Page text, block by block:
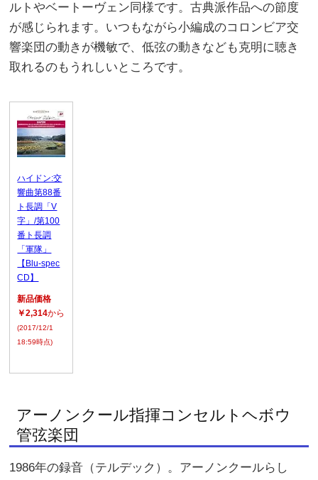
ルトやベートーヴェン同様です。古典派作品への節度
が感じられます。いつもながら小編成のコロンビア交
響楽団の動きが機敏で、低弦の動きなども克明に聴き
取れるのもうれしいところです。
ハイドン:交
響曲第88番
ト長調「V
字」/第100
番ト長調
「軍隊」
【Blu-spec
CD】
新品価格
￥2,314から
(2017/12/1
18:59時点)
アーノンクール指揮コンセルトヘボウ
管弦楽団
1986年の録音（テルデック）。アーノンクールらし